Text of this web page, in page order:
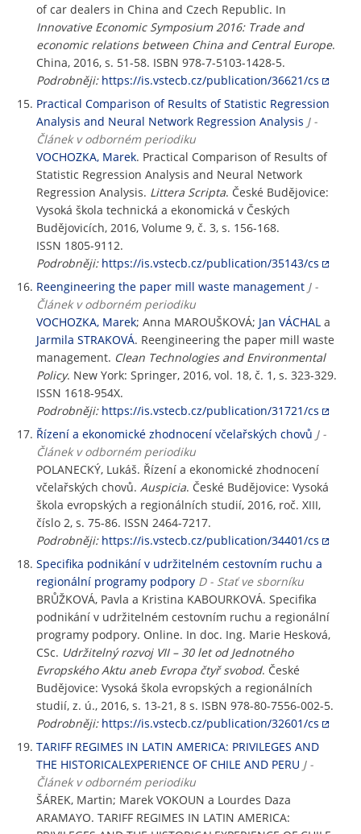
of car dealers in China and Czech Republic. In
Innovative Economic Symposium 2016: Trade and
economic relations between China and Central Europe.
China, 2016, s. 51-58. ISBN 978-7-5103-1428-5.
Podrobněji: https://is.vstecb.cz/publication/36621/cs
Practical Comparison of Results of Statistic Regression
Analysis and Neural Network Regression Analysis J -
Článek v odborném periodiku
VOCHOZKA, Marek. Practical Comparison of Results of
Statistic Regression Analysis and Neural Network
Regression Analysis. Littera Scripta. České Budějovice:
Vysoká škola technická a ekonomická v Českých
Budějovicích, 2016, Volume 9, č. 3, s. 156-168.
ISSN 1805-9112.
Podrobněji: https://is.vstecb.cz/publication/35143/cs
Reengineering the paper mill waste management J -
Článek v odborném periodiku
VOCHOZKA, Marek; Anna MAROUŠKOVÁ; Jan VÁCHAL a
Jarmila STRAKOVÁ. Reengineering the paper mill waste
management. Clean Technologies and Environmental
Policy. New York: Springer, 2016, vol. 18, č. 1, s. 323-329.
ISSN 1618-954X.
Podrobněji: https://is.vstecb.cz/publication/31721/cs
Řízení a ekonomické zhodnocení včelařských chovů J -
Článek v odborném periodiku
POLANECKÝ, Lukáš. Řízení a ekonomické zhodnocení
včelařských chovů. Auspicia. České Budějovice: Vysoká
škola evropských a regionálních studií, 2016, roč. XIII,
číslo 2, s. 75-86. ISSN 2464-7217.
Podrobněji: https://is.vstecb.cz/publication/34401/cs
Specifika podnikání v udržitelném cestovním ruchu a
regionální programy podpory D - Stať ve sborníku
BRŮŽKOVÁ, Pavla a Kristina KABOURKOVÁ. Specifika
podnikání v udržitelném cestovním ruchu a regionální
programy podpory. Online. In doc. Ing. Marie Hesková,
CSc. Udržitelný rozvoj VII – 30 let od Jednotného
Evropského Aktu aneb Evropa čtyř svobod. České
Budějovice: Vysoká škola evropských a regionálních
studií, z. ú., 2016, s. 13-21, 8 s. ISBN 978-80-7556-002-5.
Podrobněji: https://is.vstecb.cz/publication/32601/cs
TARIFF REGIMES IN LATIN AMERICA: PRIVILEGES AND
THE HISTORICALEXPERIENCE OF CHILE AND PERU J -
Článek v odborném periodiku
ŠÁREK, Martin; Marek VOKOUN a Lourdes Daza
ARAMAYO. TARIFF REGIMES IN LATIN AMERICA: